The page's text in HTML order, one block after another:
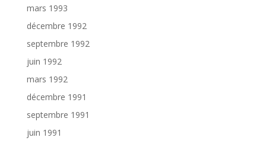
mars 1993
décembre 1992
septembre 1992
juin 1992
mars 1992
décembre 1991
septembre 1991
juin 1991